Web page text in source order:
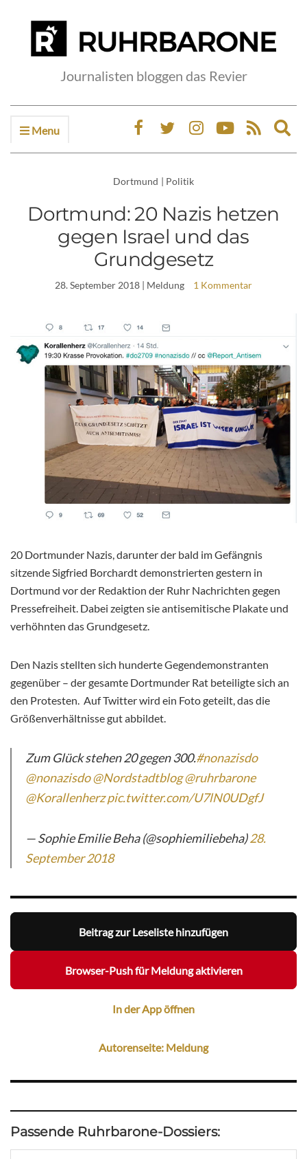
Journalisten bloggen das Revier
Menu
Dortmund | Politik
Dortmund: 20 Nazis hetzen
gegen Israel und das
Grundgesetz
28. September 2018 | Meldung 1 Kommentar
20 Dortmunder Nazis, darunter der bald im Gefängnis
sitzende Sigfried Borchardt demonstrierten gestern in
Dortmund vor der Redaktion der Ruhr Nachrichten gegen
Pressefreiheit. Dabei zeigten sie antisemitische Plakate und
verhöhnten das Grundgesetz.
Den Nazis stellten sich hunderte Gegendemonstranten
gegenüber – der gesamte Dortmunder Rat beteiligte sich an
den Protesten. Auf Twitter wird ein Foto geteilt, das die
Größenverhältnisse gut abbildet.
Zum Glück stehen 20 gegen 300.#nonazisdo
@nonazisdo@Nordstadtblog@ruhrbarone
@Korallenherzpic.twitter.com/U7lN0UDgfJ
— Sophie Emilie Beha (@sophiemiliebeha)28.
September 2018
Beitrag zur Leseliste hinzufügen
Browser-Push für Meldung aktivieren
In der App öffnen
Autorenseite: Meldung
Passende Ruhrbarone-Dossiers: